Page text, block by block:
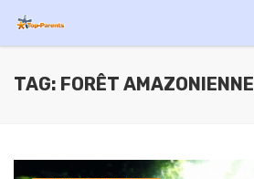
TAG: FORÊT AMAZONIENNE